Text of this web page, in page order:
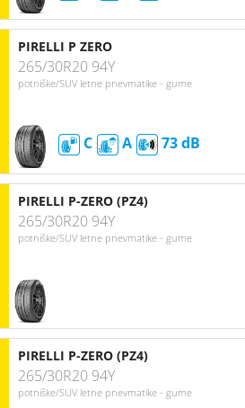
PIRELLI P ZERO
265/30R20 94Y
potniške/SUV letne pnevmatike - gume
C A 73
PIRELLI P-ZERO (PZ4)
265/30R20 94Y
potniške/SUV letne pnevmatike - gume
PIRELLI P-ZERO (PZ4)
265/30R20 94Y
potniške/SUV letne pnevmatike - gume